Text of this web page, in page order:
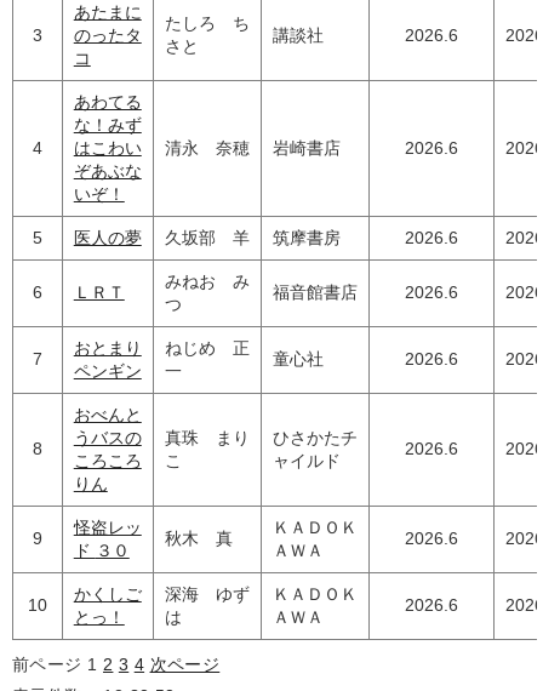
3
あたまに
のったタ
コ
たしろ ち
さと
講談社 2026.6
4
あわてる
な！みず
はこわい
ぞあぶな
いぞ！
清永 奈穂 岩崎書店 2026.6
5 医人の夢 久坂部 羊 筑摩書房 2026.6
6 ＬＲＴ
みねお み
つ
福音館書店 2026.6
7
おとまり
ペンギン
ねじめ 正
一
童心社 2026.6
8
おべんと
うバスの
ころころ
りん
真珠 まり
こ
ひさかたチ
ャイルド
2026.6
9
怪盗レッ
ド ３０
秋木 真
ＫＡＤＯＫ
ＡＷＡ
2026.6
10
かくしご
とっ！
深海 ゆず
は
ＫＡＤＯＫ
ＡＷＡ
2026.6
前ページ 1 2 3 4 次ページ